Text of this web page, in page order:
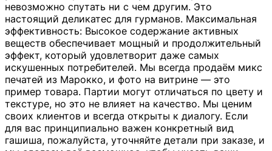
невозможно спутать ни с чем другим. Это
настоящий деликатес для гурманов. Максимальная
эффективность: Высокое содержание активных
веществ обеспечивает мощный и продолжительный
эффект, который удовлетворит даже самых
искушенных потребителей. Мы всегда продаём микс
печатей из Марокко, и фото на витрине — это
пример товара. Партии могут отличаться по цвету и
текстуре, но это не влияет на качество. Мы ценим
своих клиентов и всегда открыты к диалогу. Если
для вас принципиально важен конкретный вид
гашиша, пожалуйста, уточняйте детали при заказе, и